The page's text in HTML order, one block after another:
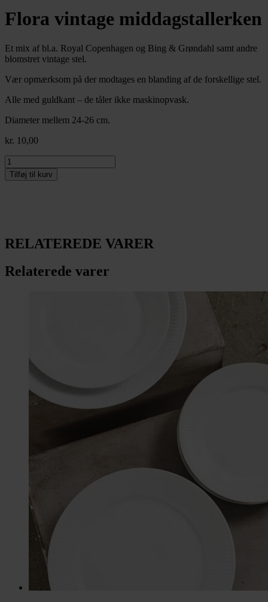
Flora vintage middagstallerken
Et mix af bl.a. Royal Copenhagen og Bing & Grøndahl samt andre
blomstret vintage stel.
Vær opmærksom på der modtages en blanding af de forskellige stel.
Alle med guldkant – de tåler ikke maskinopvask.
Diameter mellem 24-26 cm.
kr. 10,00
Flora
vintage
middagstallerken
Tilføj til kurv
RELATEREDE VARER
Relaterede varer